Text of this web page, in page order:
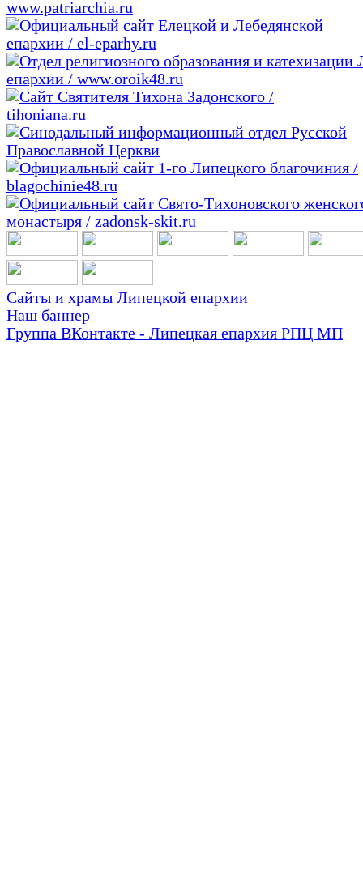
Сайты и храмы Липецкой епархии
Наш баннер
Группа ВКонтакте - Липецкая епархия РПЦ МП